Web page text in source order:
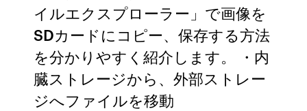
イルエクスプローラー」で画像を
SDカードにコピー、保存する方法
を分かりやすく紹介します。 ・内
臓ストレージから、外部ストレー
ジへファイルを移動